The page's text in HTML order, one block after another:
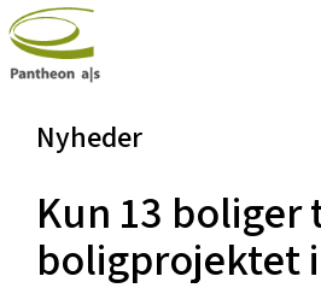
Nyheder
Kun 13 boliger
boligprojektet